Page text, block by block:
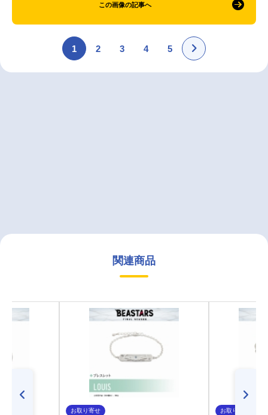
この画像の記事へ
1 2 3 4 5
関連商品
お取り寄せ お取り寄せ